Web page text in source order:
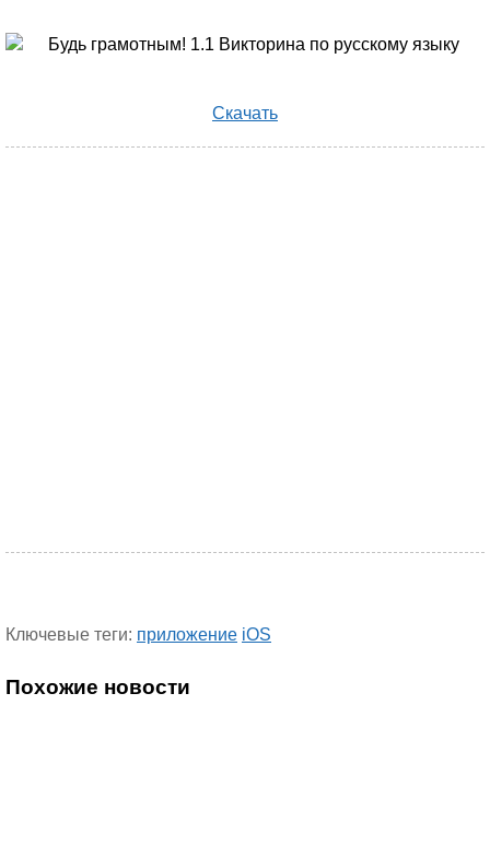
Скачать
Ключевые теги: приложение iOS
Похожие новости